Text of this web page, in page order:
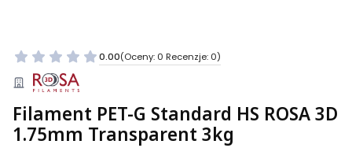
0.00(Oceny: 0 Recenzje: 0)
Filament PET-G Standard HS ROSA 3D
1.75mm Transparent 3kg